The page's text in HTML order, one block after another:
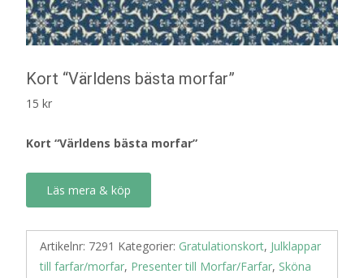
Kort “Världens bästa morfar”
15 kr
Kort “Världens bästa morfar”
Läs mera & köp
Artikelnr: 7291 Kategorier: Gratulationskort, Julklappar
till farfar/morfar, Presenter till Morfar/Farfar, Sköna